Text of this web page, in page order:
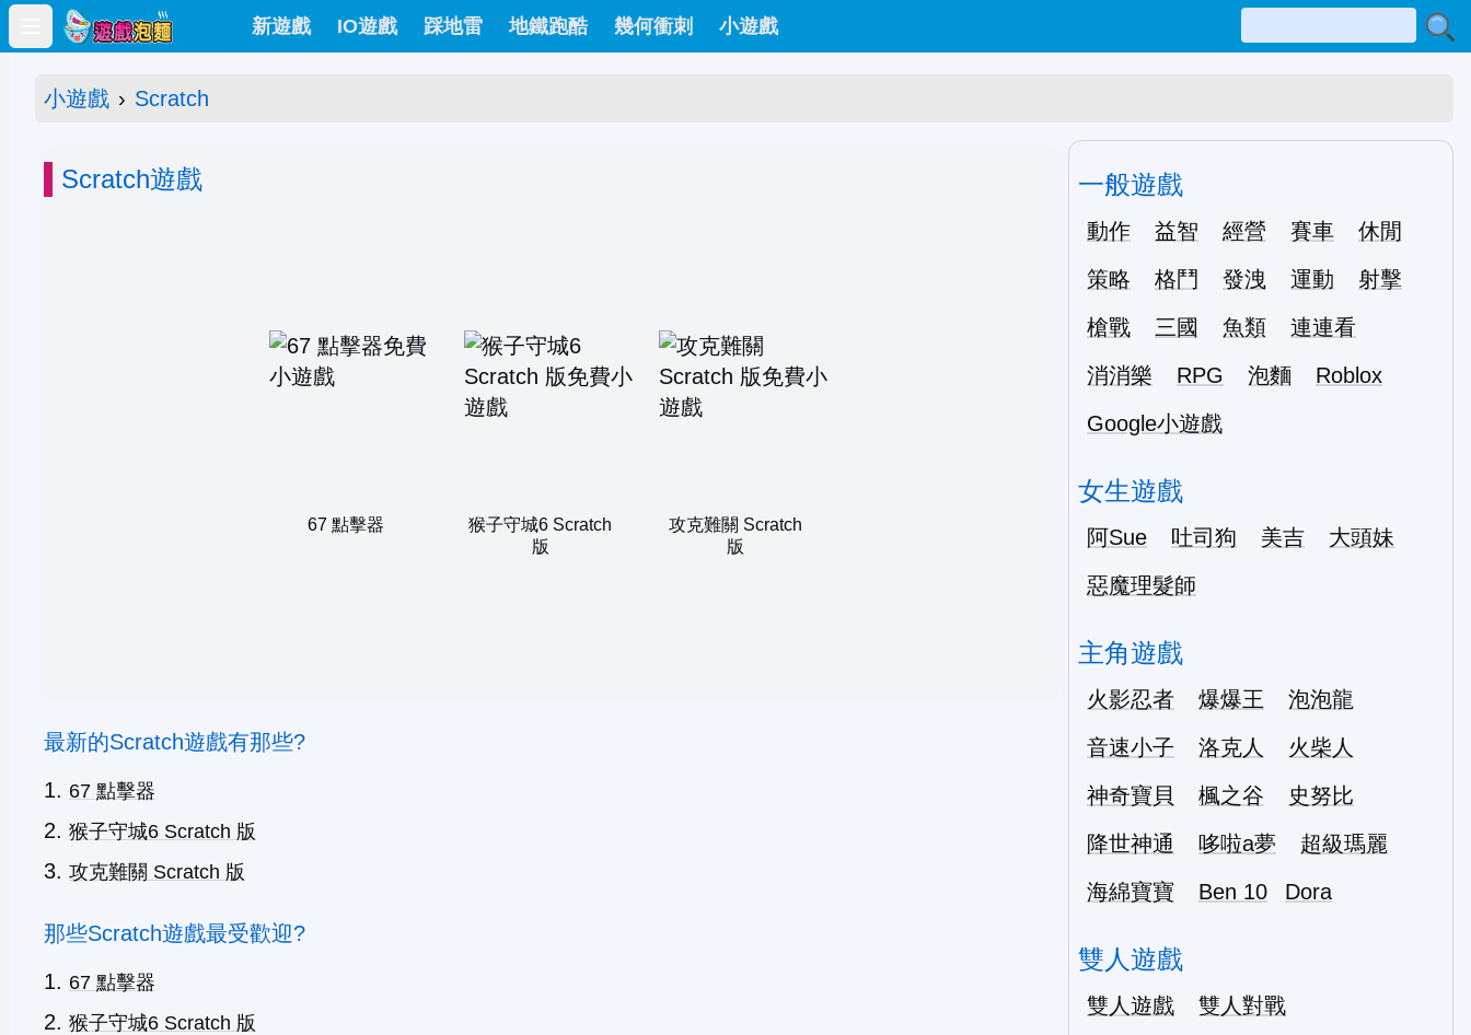
Open main menu
新遊戲 IO遊戲 踩地雷 地鐵跑酷 幾何衝刺 小遊戲
小遊戲 › Scratch
Scratch遊戲
67 點擊器
猴子守城6 Scratch
版
攻克難關 Scratch
版
最新的Scratch遊戲有那些?
67 點擊器
猴子守城6 Scratch 版
攻克難關 Scratch 版
那些Scratch遊戲最受歡迎?
67 點擊器
猴子守城6 Scratch 版
一般遊戲
動作 益智 經營 賽車
休閒
策略
格鬥 發洩 運動
射擊
槍戰
三國 魚類
連連看
消消樂
RPG 泡麵
Roblox
Google小遊戲
女生遊戲
阿Sue 吐司狗 美吉
大頭妹
惡魔理髮師
主角遊戲
火影忍者 爆爆王
泡泡龍
音速小子
洛克人
火柴人
神奇寶貝
楓之谷
史努比
降世神通
哆啦a夢
超級瑪麗
海綿寶寶
Ben 10 Dora
雙人遊戲
雙人遊戲 雙人對戰